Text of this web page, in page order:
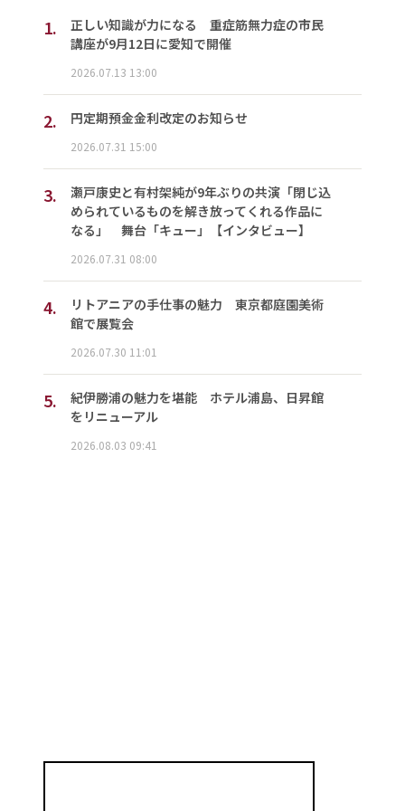
1.
正しい知識が力になる 重症筋無力症の市民
講座が9月12日に愛知で開催
2026.07.13 13:00
2. 円定期預金金利改定のお知らせ
2026.07.31 15:00
3.
瀬戸康史と有村架純が9年ぶりの共演「閉じ込
められているものを解き放ってくれる作品に
なる」 舞台「キュー」【インタビュー】
2026.07.31 08:00
4.
リトアニアの手仕事の魅力 東京都庭園美術
館で展覧会
2026.07.30 11:01
5.
紀伊勝浦の魅力を堪能 ホテル浦島、日昇館
をリニューアル
2026.08.03 09:41